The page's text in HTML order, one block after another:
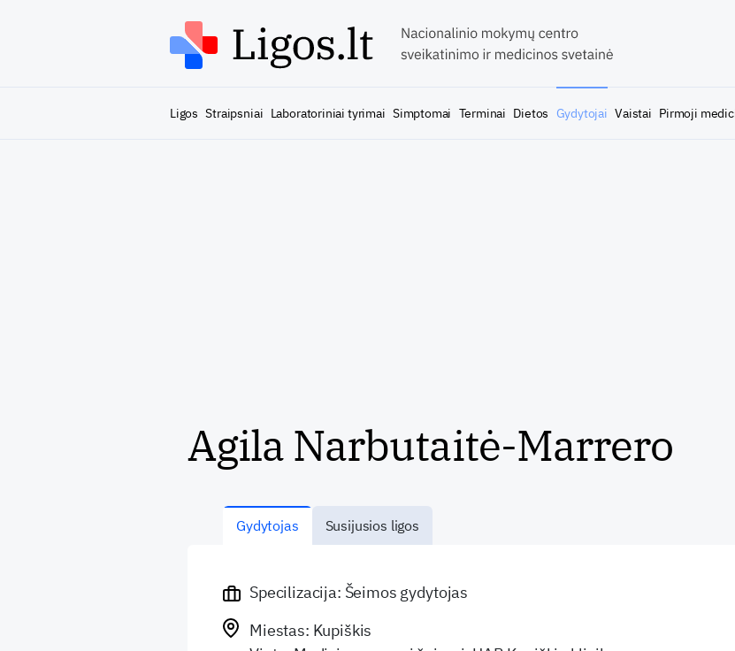
Ligos Straipsniai Laboratoriniai tyrimai Simptomai Terminai Dietos Gydytojai Vaistai Pirmoji
Agila Narbutaitė-Marrero
Gydytojas Susijusios ligos
Specilizacija: Šeimos gydytojas
Miestas: Kupiškis